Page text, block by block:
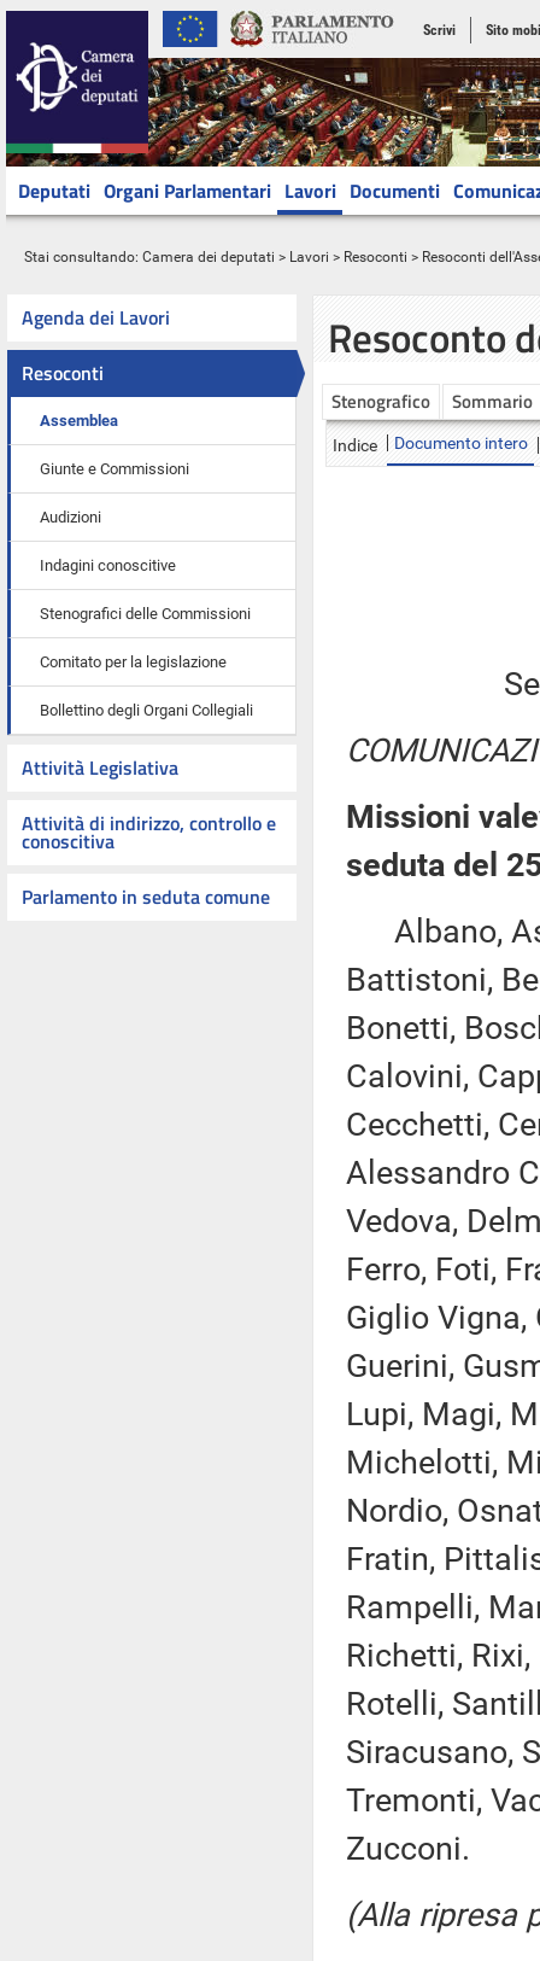
Scrivi Sito
Deputati Organi Parlamentari Lavori Documenti
Stai consultando: Camera dei deputati > Lavori > Resoconti > Resoconti
Agenda dei Lavori
Resoconti
Assemblea
Giunte e Commissioni
Audizioni
Indagini conoscitive
Stenografici delle Commissioni
Comitato per la legislazione
Bollettino degli Organi Collegiali
Attività Legislativa
Attività di indirizzo, controllo e
conoscitiva
Parlamento in seduta comune
Resoconto
Stenografico Sommario
Indice Documento intero
Missioni
seduta del
Albano,
Battistoni,
Bonetti,
Calovini,
Cecchetti,
Alessandro
Vedova,
Ferro, Foti,
Giglio Vigna,
Guerini,
Lupi, Magi,
Michelotti,
Nordio,
Fratin,
Rampelli,
Richetti,
Rotelli,
Siracusano,
Tremonti,
Zucconi.
(Alla ripresa